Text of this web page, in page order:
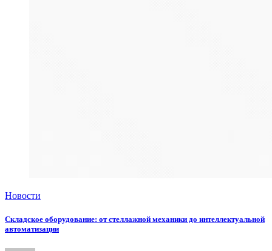
Новости
Складское оборудование: от стеллажной механики до интеллектуальной
автоматизации